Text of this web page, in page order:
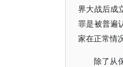
界大战后成
罪是被普遍
家在正常情
除了从